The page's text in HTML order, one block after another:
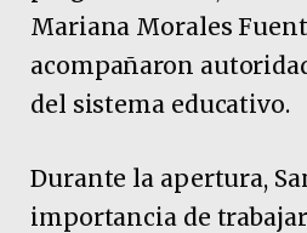
Mariana Morales
acompañaron
del sistema educativo.
Durante la apertura,
importancia de